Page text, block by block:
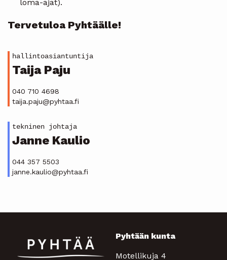
loma-ajat).
Tervetuloa Pyhtäälle!
hallintoasiantuntija
Taija Paju
040 710 4698
taija.paju@pyhtaa.fi
tekninen johtaja
Janne Kaulio
044 357 5503
janne.kaulio@pyhtaa.fi
Pyhtään kunta
Motellikuja 4